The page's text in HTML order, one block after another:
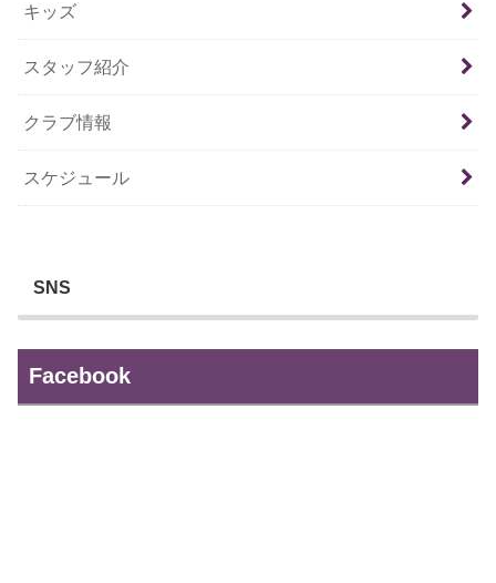
キッズ
スタッフ紹介
クラブ情報
スケジュール
SNS
Facebook